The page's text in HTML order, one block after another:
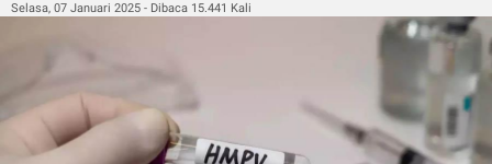
Selasa, 07 Januari 2025 - Dibaca 15.441 Kali